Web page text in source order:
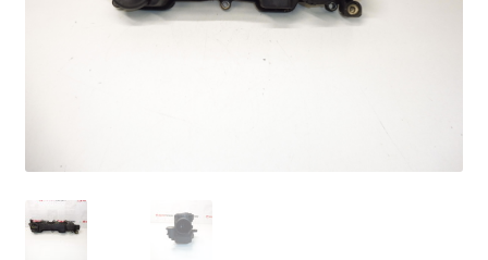
Om os